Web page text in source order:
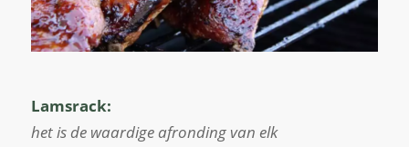
Lamsrack:
het is de waardige afronding van elk